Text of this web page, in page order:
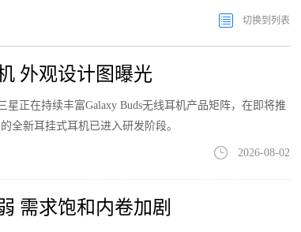
切换到列表
外观设计图曝光
正在持续丰富Galaxy Buds无线耳机产品矩阵，在即将推
全新耳挂式耳机已进入研发阶段。
2026-08-02
需求饱和内卷加剧